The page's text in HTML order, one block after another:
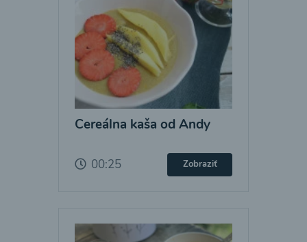
Cereálna kaša od Andy
00:25 Zobraziť